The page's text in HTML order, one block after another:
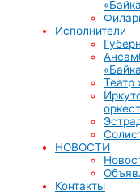
Исполнители
Театр
НОВОСТИ
Контакты